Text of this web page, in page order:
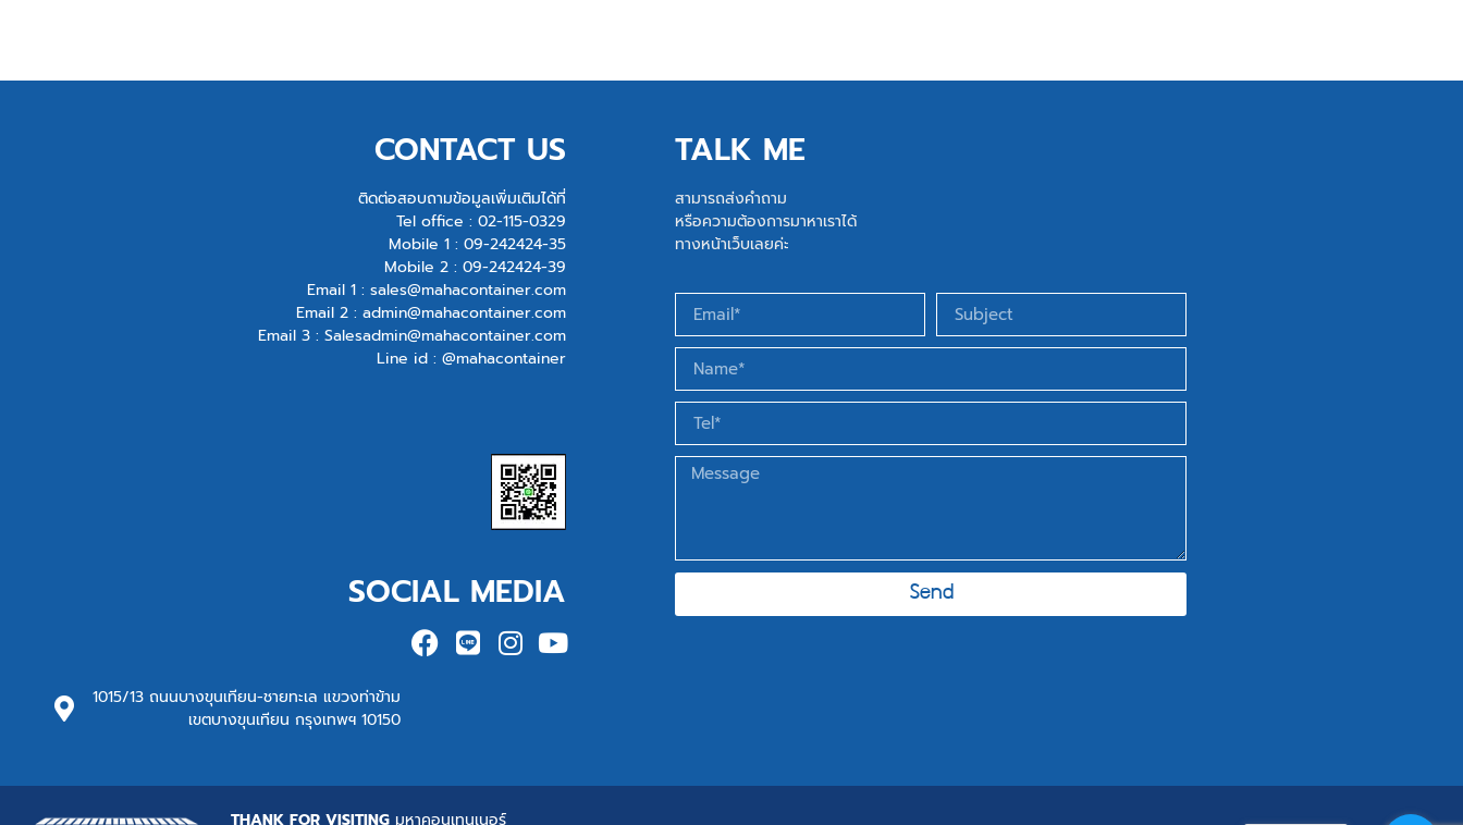
CONTACT US
ติดต่อสอบถามข้อมูลเพิ่มเติมได้ที่
Tel office : 02-115-0329
Mobile 1 : 09-242424-35
Mobile 2 : 09-242424-39
Email 1 : sales@mahacontainer.com
Email 2 : admin@mahacontainer.com
Email 3 : Salesadmin@mahacontainer.com
Line id : @mahacontainer
SOCIAL MEDIA
1015/13 ถนนบางขุนเทียน-ชายทะเล แขวงท่าข้าม
เขตบางขุนเทียน กรุงเทพฯ 10150
TALK ME
สามารถส่งคำถาม
หรือความต้องการมาหาเราได้
ทางหน้าเว็บเลยค่ะ
Send
THANK FOR VISITING มหาคอนเทนเนอร์